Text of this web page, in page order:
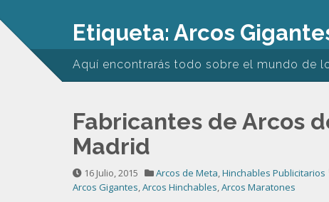
Etiqueta: Arcos
Aquí encontrarás todo sobre el mundo de
Fabricantes de Arcos
Madrid
16 Julio, 2015 Arcos de Meta,Hinchables Publicitarios
Arcos Gigantes,Arcos Hinchables,Arcos Maratones